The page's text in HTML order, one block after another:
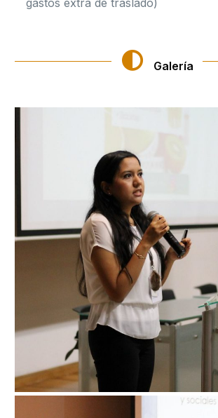
gastos extra de traslado)
Galería